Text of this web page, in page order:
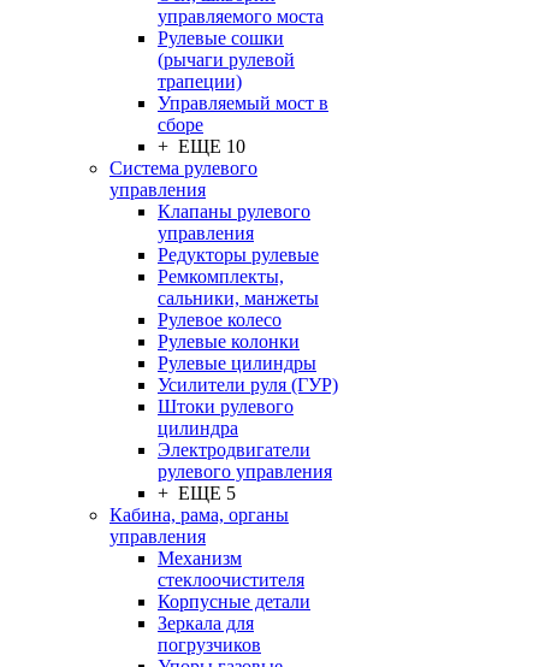
управляемого моста
Рулевые сошки
(рычаги рулевой
трапеции)
Управляемый мост в
сборе
+ ЕЩЕ 10
Система рулевого
управления
Клапаны рулевого
управления
Редукторы рулевые
Ремкомплекты,
сальники, манжеты
Рулевое колесо
Рулевые колонки
Рулевые цилиндры
Усилители руля (ГУР)
Штоки рулевого
цилиндра
Электродвигатели
рулевого управления
+ ЕЩЕ 5
Кабина, рама, органы
управления
Механизм
стеклоочистителя
Корпусные детали
Зеркала для
погрузчиков